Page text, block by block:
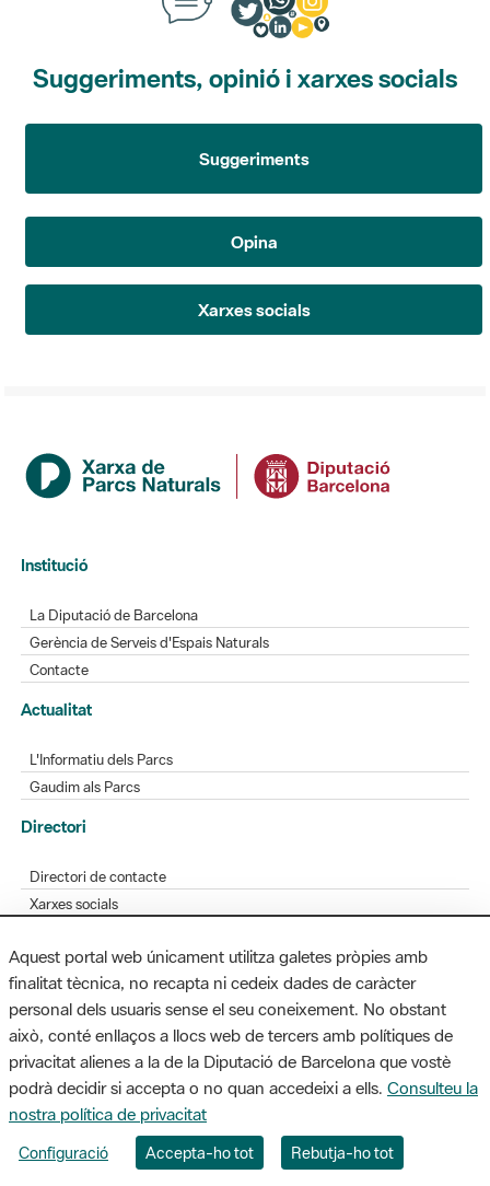
Suggeriments, opinió i xarxes socials
Suggeriments
Opina
Xarxes socials
Institució
La Diputació de Barcelona
Gerència de Serveis d'Espais Naturals
Contacte
Actualitat
L'Informatiu dels Parcs
Gaudim als Parcs
Directori
Directori de contacte
Xarxes socials
Bústia de suggeriments
Opineu sobre els parcs
MAPA WEB AVÍS LEGAL ACCESSIBILITAT
Diputació de Barcelona. Edifici Llacuna, 1a planta. Badajoz, 49. 08005
Barcelona. Tel. 934 022 428 / xarxaparcs@diba.cat
Aquest portal web únicament utilitza galetes pròpies amb
finalitat tècnica, no recapta ni cedeix dades de caràcter
personal dels usuaris sense el seu coneixement. No obstant
això, conté enllaços a llocs web de tercers amb polítiques de
privacitat alienes a la de la Diputació de Barcelona que vostè
podrà decidir si accepta o no quan accedeixi a ells. Consulteu la
nostra política de privacitat
Configuració Accepta-ho tot Rebutja-ho tot